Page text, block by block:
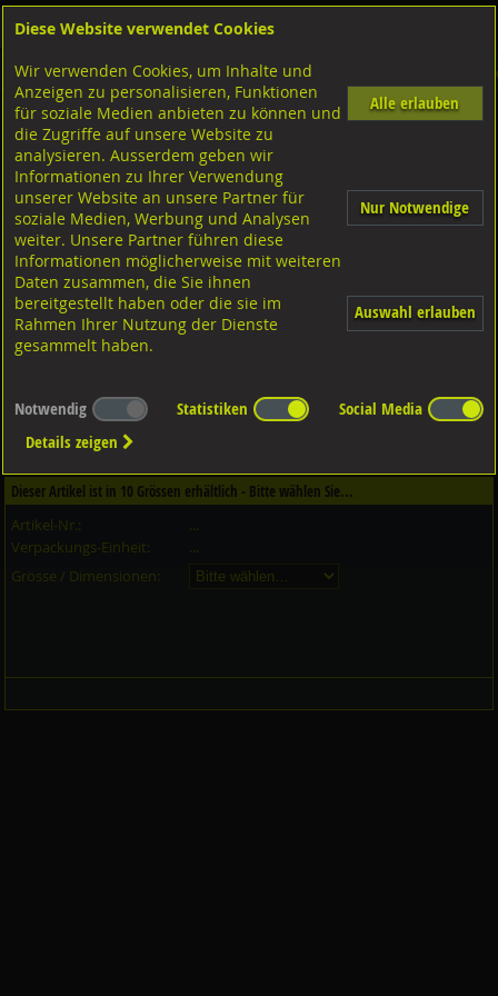
Shop Sicherungselemente Sicherungsbleche Diversen Ausführungen
mit Nase aussenStahl verzinkt, DIN432
Dieser Artikel ist in 2Qualitäten erhältlich - Bitte wählen Sie...
Qualität / Oberfläche
Dieser Artikel ist in 10 Grössen erhältlich - Bitte wählen Sie...
Artikel-Nr.:
...
Verpackungs-Einheit:
...
Grösse / Dimensionen:
Diese Website verwendet Cookies
Wir verwenden Cookies, um Inhalte und
Anzeigen zu personalisieren, Funktionen
für soziale Medien anbieten zu können und
die Zugriffe auf unsere Website zu
analysieren. Ausserdem geben wir
Informationen zu Ihrer Verwendung
unserer Website an unsere Partner für
soziale Medien, Werbung und Analysen
weiter. Unsere Partner führen diese
Informationen möglicherweise mit weiteren
Daten zusammen, die Sie ihnen
bereitgestellt haben oder die sie im
Rahmen Ihrer Nutzung der Dienste
gesammelt haben.
Alle erlauben
Nur Notwendige
Auswahl erlauben
Notwendig Statistiken
Social Media
Details zeigen